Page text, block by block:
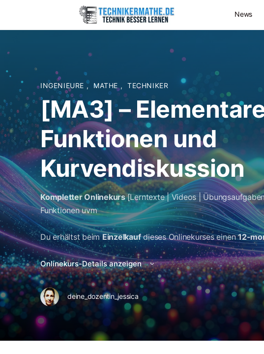
News
INGENIEURE , MATHE , TECHNIKER
[MA3] –
Funktionen und
Kurvendiskussion
Kompletter Onlinekurs[Lerntexte | Videos |
Funktionen uvm
Du erhältst beimEinzelkaufdieses Onlinekurses einen12-
Onlinekurs-Details anzeigen
deine_dozentin_jessica